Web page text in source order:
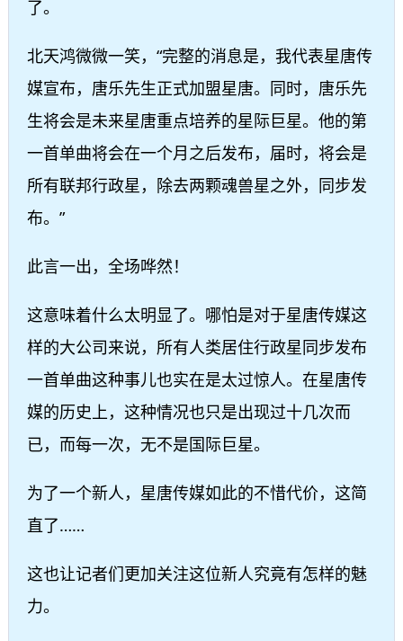
了。
北天鸿微微一笑，“完整的消息是，我代表星唐传
媒宣布，唐乐先生正式加盟星唐。同时，唐乐先
生将会是未来星唐重点培养的星际巨星。他的第
一首单曲将会在一个月之后发布，届时，将会是
所有联邦行政星，除去两颗魂兽星之外，同步发
布。”
此言一出，全场哗然！
这意味着什么太明显了。哪怕是对于星唐传媒这
样的大公司来说，所有人类居住行政星同步发布
一首单曲这种事儿也实在是太过惊人。在星唐传
媒的历史上，这种情况也只是出现过十几次而
已，而每一次，无不是国际巨星。
为了一个新人，星唐传媒如此的不惜代价，这简
直了……
这也让记者们更加关注这位新人究竟有怎样的魅
力。